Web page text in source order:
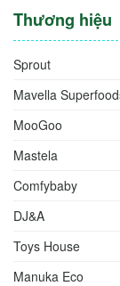
Thương hiệu
Sprout
Mavella
MooGoo
Mastela
Comfybaby
DJ&A
Toys House
Manuka Eco